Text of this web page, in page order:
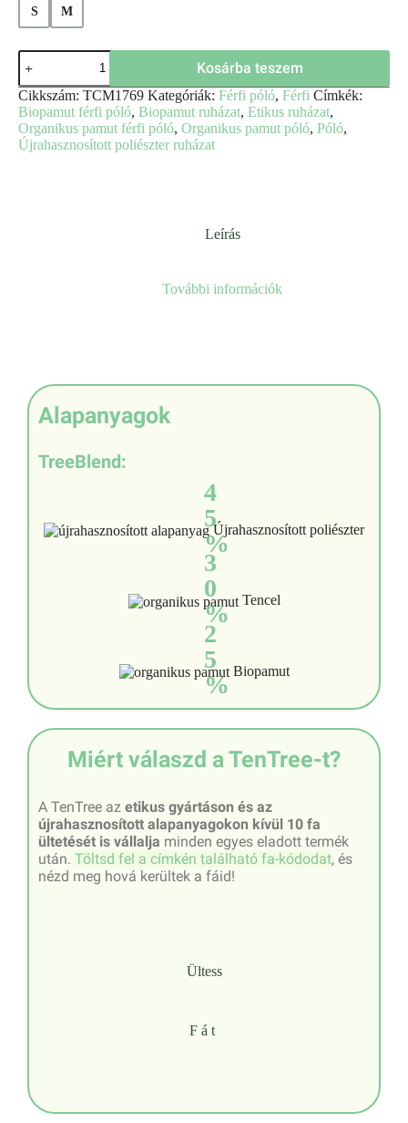
S M
Kosárba teszem
Cikkszám: TCM1769 Kategóriák: Férfi póló, Férfi Címkék:
Biopamut férfi póló, Biopamut ruházat, Etikus ruházat,
Organikus pamut férfi póló, Organikus pamut póló, Póló,
Újrahasznosított poliészter ruházat
Leírás
További információk
Alapanyagok
TreeBlend:
4
5
%
Újrahasznosított poliészter
3
0
% Tencel
2
5
%Biopamut
Miért válaszd a TenTree-t?
A TenTree az etikus gyártáson és az
újrahasznosított alapanyagokon kívül 10 fa
ültetését is vállalja minden egyes eladott termék
után. Töltsd fel a címkén található fa-kódodat, és
nézd meg hová kerültek a fáid!
Ültess
Fát